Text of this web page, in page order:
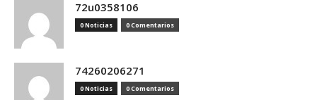
72u0358106
0 Noticias 0 Comentarios
74260206271
0 Noticias 0 Comentarios